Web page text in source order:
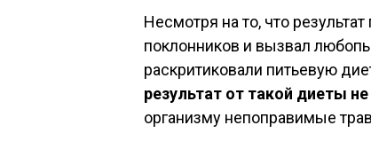
Несмотря на то, что
поклонников и вызвал
раскритиковали питьевую
результат от такой диеты
организму непоправимые